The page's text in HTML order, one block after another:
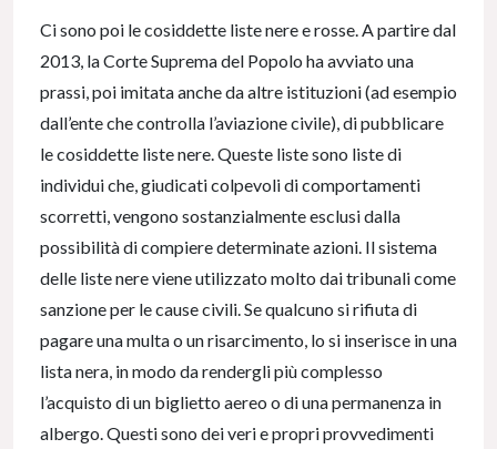
Ci sono poi le cosiddette liste nere e rosse. A partire dal
2013, la Corte Suprema del Popolo ha avviato una
prassi, poi imitata anche da altre istituzioni (ad esempio
dall’ente che controlla l’aviazione civile), di pubblicare
le cosiddette liste nere. Queste liste sono liste di
individui che, giudicati colpevoli di comportamenti
scorretti, vengono sostanzialmente esclusi dalla
possibilità di compiere determinate azioni. Il sistema
delle liste nere viene utilizzato molto dai tribunali come
sanzione per le cause civili. Se qualcuno si rifiuta di
pagare una multa o un risarcimento, lo si inserisce in una
lista nera, in modo da rendergli più complesso
l’acquisto di un biglietto aereo o di una permanenza in
albergo. Questi sono dei veri e propri provvedimenti